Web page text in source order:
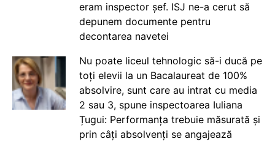
eram inspector șef. ISJ ne-a cerut să
depunem documente pentru
decontarea navetei
Nu poate liceul tehnologic să-i ducă pe
toți elevii la un Bacalaureat de 100%
absolvire, sunt care au intrat cu media
2 sau 3, spune inspectoarea Iuliana
Țugui: Performanța trebuie măsurată și
prin câți absolvenți se angajează